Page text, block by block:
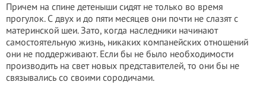
Причем на спине детеныши сидят не только во время
прогулок. С двух и до пяти месяцев они почти не слазят с
материнской шеи. Зато, когда наследники начинают
самостоятельную жизнь, никаких компанейских отношений
они не поддерживают. Если бы не было необходимости
производить на свет новых представителей, то они бы не
связывались со своими сородичами.